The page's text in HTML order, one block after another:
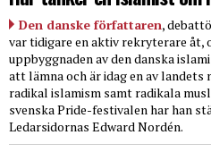
Den danske författaren,
var tidigare en aktiv rekryterare åt,
uppbyggnaden av den danska
att lämna och är idag en av
radikal islamism samt radikala
svenska Pride-festivalen har han
Ledarsidornas Edward Nordén.